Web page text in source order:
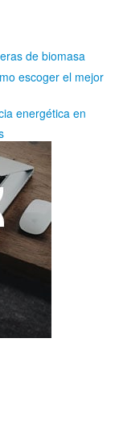
de biomasa
escoger el mejor
energética en